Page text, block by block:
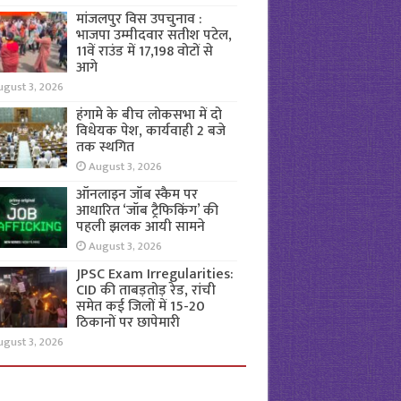
मांजलपुर विस उपचुनाव :
भाजपा उम्मीदवार सतीश पटेल,
11वें राउंड में 17,198 वोटों से
आगे
3, 2026
हंगामे के बीच लोकसभा में दो
विधेयक पेश, कार्यवाही 2 बजे
तक स्थगित
August 3, 2026
ऑनलाइन जॉब स्कैम पर
आधारित ‘जॉब ट्रैफिकिंग’ की
पहली झलक आयी सामने
August 3, 2026
JPSC Exam Irregularities:
CID की ताबड़तोड़ रेड, रांची
समेत कई जिलों में 15-20
ठिकानों पर छापेमारी
3, 2026